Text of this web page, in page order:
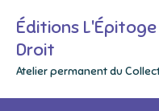
content
Éditions
Droit
Atelier permanent du